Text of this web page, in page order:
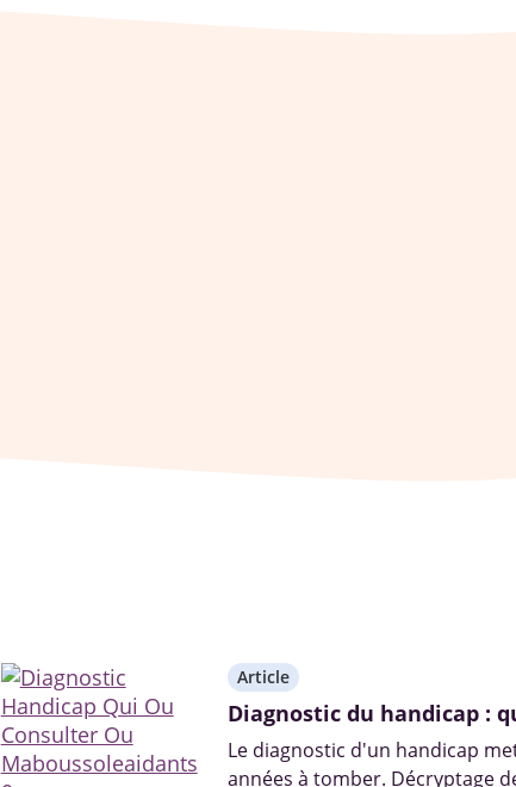
Article
Diagnostic du handicap :
Le diagnostic d'un handicap
années à tomber. Décryptage